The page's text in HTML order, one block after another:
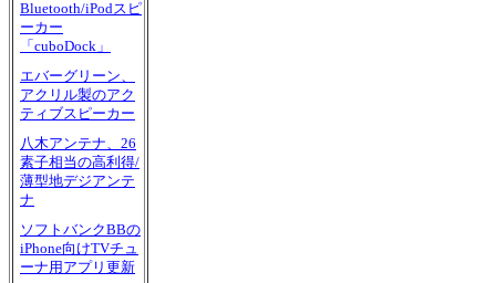
Bluetooth/iPodスピ
ーカー
「cuboDock」
エバーグリーン、
アクリル製のアク
ティブスピーカー
八木アンテナ、26
素子相当の高利得/
薄型地デジアンテ
ナ
ソフトバンクBBの
iPhone向けTVチュ
ーナ用アプリ更新